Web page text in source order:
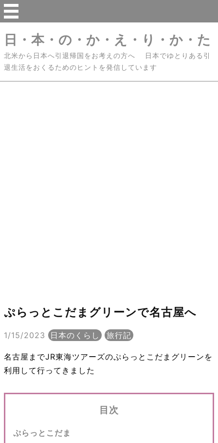
日・本・の・か・え・り・か・た
北米から日本へ引退帰国をお考えの方へ 日本でゆとりある引
退生活をおくるためのヒントを発信しています
ぷらっとこだまグリーンで名古屋へ
1/15/2023 日本のくらし 旅行記
名古屋までJR東海ツアーズのぷらっとこだまグリーンを
利用して行ってきました
目次
ぷらっとこだま